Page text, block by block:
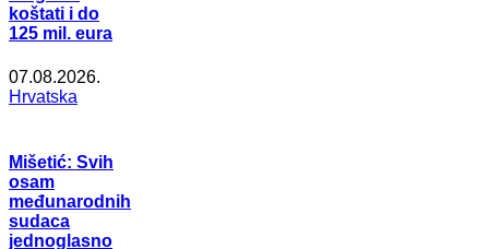
koštati i do
125 mil. eura
07.08.2026.
Hrvatska
Mišetić: Svih
osam
međunarodnih
sudaca
jednoglasno